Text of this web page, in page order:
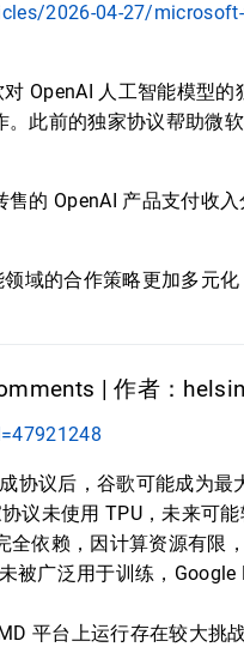
2026-04-27/
OpenAI 人工智能模型
此前的独家协议帮助微
的 OpenAI 产品支付收
域的合作策略更加多元
| 作者：
协议后，谷歌可能成为
议未使用 TPU，未来可能
依赖，因计算资源有限
被广泛用于训练，Google
平台上运行存在较大挑战